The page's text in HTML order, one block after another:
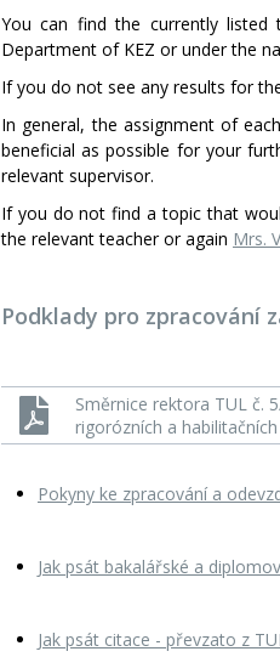
You can find the currently listed
Department of KEZ or under the
If you do not see any results for
In general, the assignment of
beneficial as possible for your
relevant supervisor.
If you do not find a topic that
the relevant teacher or again Mrs.
Podklady pro zpracování
Směrnice rektora TUL č.
rigorózních a
Pokyny ke zpracování a
Jak psát bakalářské a
Jak psát citace - převzato z